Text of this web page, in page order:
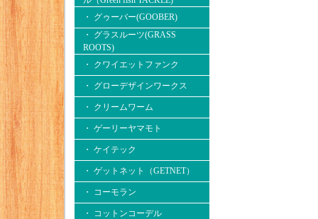
・ グゥーバー(GOOBER)
・ グラスルーツ(GRASS
ROOTS)
・ クワイエットファンク
・ グローデザインワークス
・ クリームワーム
・ ゲーリーヤマモト
・ ケイテック
・ ゲットネット（GETNET）
・ コーモラン
・ コットンコーデル